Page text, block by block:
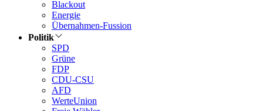
Blackout
Energie
Übernahmen-Fussion
Politik
SPD
Grüne
FDP
CDU-CSU
AFD
WerteUnion